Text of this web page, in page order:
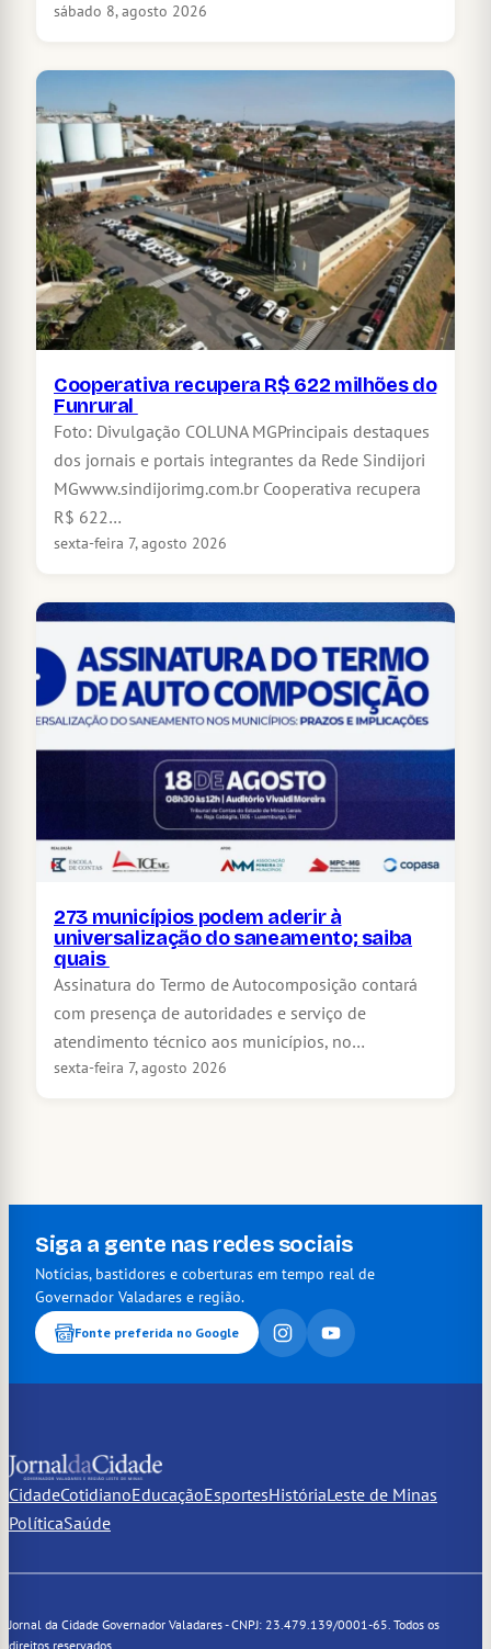
sábado 8, agosto 2026
Cooperativa recupera R$ 622 milhões do
Funrural
Foto: Divulgação COLUNA MGPrincipais destaques
dos jornais e portais integrantes da Rede Sindijori
MGwww.sindijorimg.com.br Cooperativa recupera
R$ 622…
sexta-feira 7, agosto 2026
273 municípios podem aderir à
universalização do saneamento; saiba
quais
Assinatura do Termo de Autocomposição contará
com presença de autoridades e serviço de
atendimento técnico aos municípios, no…
sexta-feira 7, agosto 2026
Siga a gente nas redes sociais
Notícias, bastidores e coberturas em tempo real de
Governador Valadares e região.
Fonte preferida no Google
CidadeCotidianoEducaçãoEsportesHistóriaLeste de Minas
PolíticaSaúde
Jornal da Cidade Governador Valadares - CNPJ: 23.479.139/0001-65. Todos os
direitos reservados.